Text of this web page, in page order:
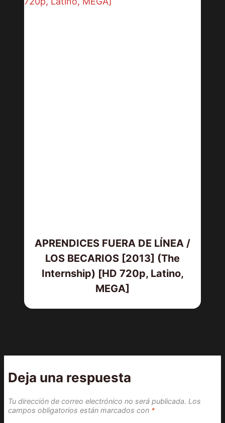
APRENDICES FUERA DE LÍNEA /
LOS BECARIOS [2013] (The
Internship) [HD 720p, Latino,
MEGA]
Deja una respuesta
Tu dirección de correo electrónico no será publicada. Los
campos obligatorios están marcados con *